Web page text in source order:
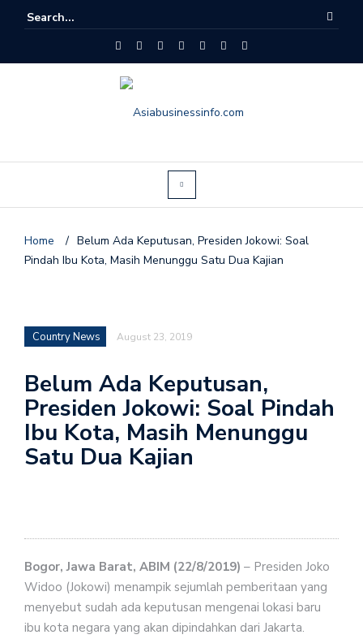
Home / Belum Ada Keputusan, Presiden Jokowi: Soal
Pindah Ibu Kota, Masih Menunggu Satu Dua Kajian
Country News August 23, 2019
Belum Ada Keputusan,
Presiden Jokowi: Soal Pindah
Ibu Kota, Masih Menunggu
Satu Dua Kajian
Bogor, Jawa Barat, ABIM (22/8/2019) – Presiden Joko
Widoo (Jokowi) menampik sejumlah pemberitaan yang
menyebut sudah ada keputusan mengenai lokasi baru
ibu kota negara yang akan dipindahkan dari Jakarta.